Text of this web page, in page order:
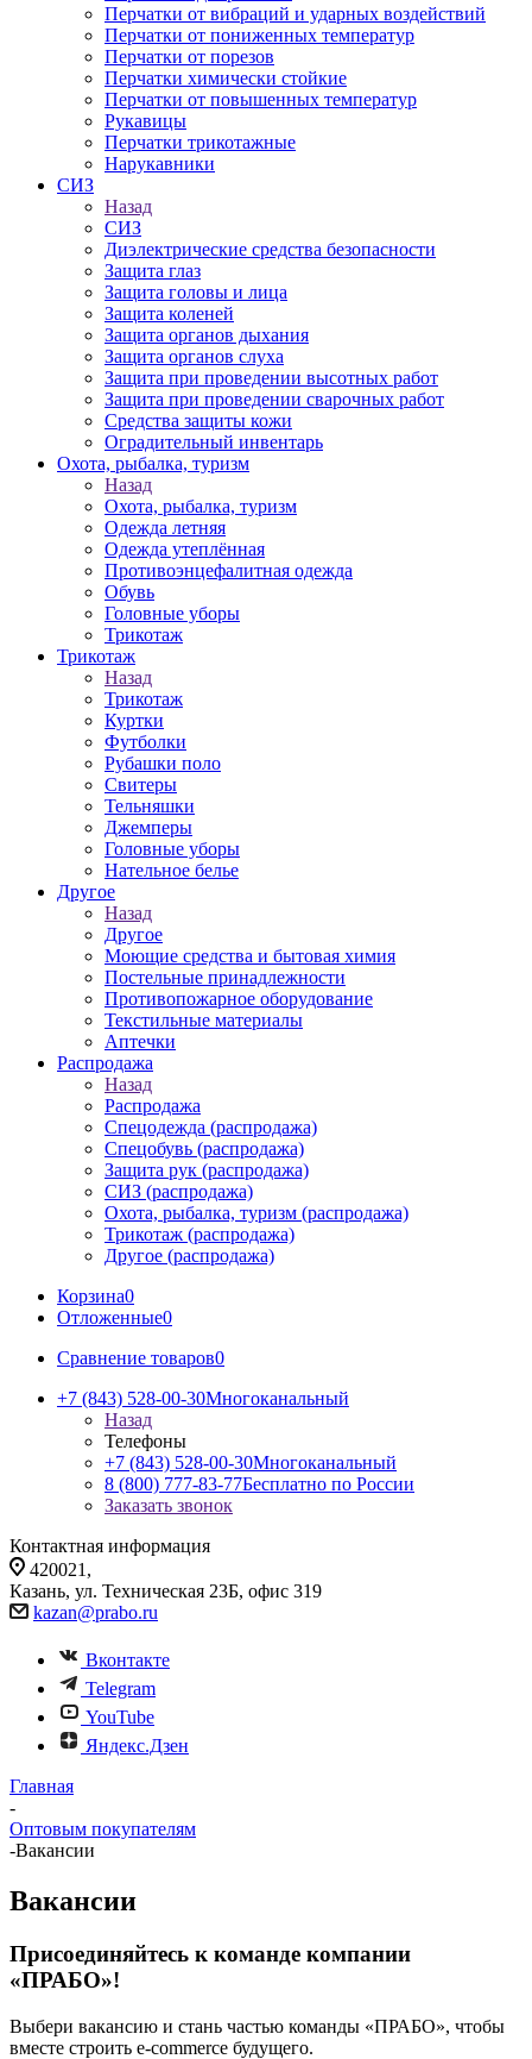
Перчатки от вибраций и ударных воздействий
Перчатки от пониженных температур
Перчатки от порезов
Перчатки химически стойкие
Перчатки от повышенных температур
Рукавицы
Перчатки трикотажные
Нарукавники
СИЗ
Назад
СИЗ
Диэлектрические средства безопасности
Защита глаз
Защита головы и лица
Защита коленей
Защита органов дыхания
Защита органов слуха
Защита при проведении высотных работ
Защита при проведении сварочных работ
Средства защиты кожи
Оградительный инвентарь
Охота, рыбалка, туризм
Назад
Охота, рыбалка, туризм
Одежда летняя
Одежда утеплённая
Противоэнцефалитная одежда
Обувь
Головные уборы
Трикотаж
Трикотаж
Назад
Трикотаж
Куртки
Футболки
Рубашки поло
Свитеры
Тельняшки
Джемперы
Головные уборы
Нательное белье
Другое
Назад
Другое
Моющие средства и бытовая химия
Постельные принадлежности
Противопожарное оборудование
Текстильные материалы
Аптечки
Распродажа
Назад
Распродажа
Спецодежда (распродажа)
Спецобувь (распродажа)
Защита рук (распродажа)
СИЗ (распродажа)
Охота, рыбалка, туризм (распродажа)
Трикотаж (распродажа)
Другое (распродажа)
Корзина0
Отложенные0
Сравнение товаров0
+7 (843) 528-00-30Многоканальный
Назад
Телефоны
+7 (843) 528-00-30Многоканальный
8 (800) 777-83-77Бесплатно по России
Заказать звонок
Контактная информация
420021,
Казань, ул. Техническая 23Б, офис 319
kazan@prabo.ru
Вконтакте
Telegram
YouTube
Яндекс.Дзен
Главная
-
Оптовым покупателям
-Вакансии
Вакансии
Присоединяйтесь к команде компании
«ПРАБО»!
Выбери вакансию и стань частью команды «ПРАБО», чтобы
вместе строить e-commerce будущего.